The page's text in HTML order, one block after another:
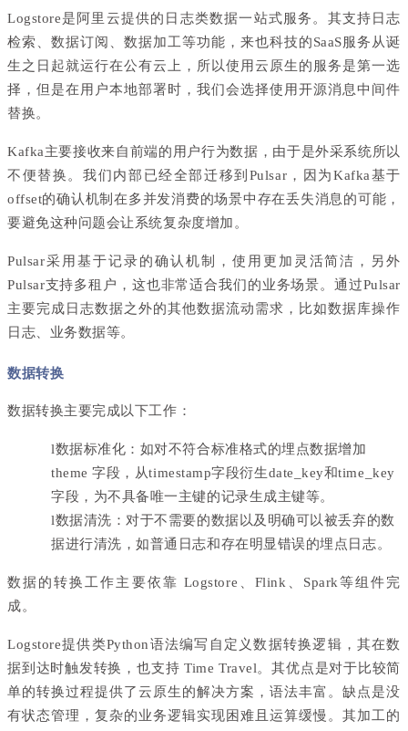
Logstore是阿里云提供的日志类数据一站式服务。其支持日志
检索、数据订阅、数据加工等功能，来也科技的SaaS服务从诞
生之日起就运行在公有云上，所以使用云原生的服务是第一选
择，但是在用户本地部署时，我们会选择使用开源消息中间件
替换。
Kafka主要接收来自前端的用户行为数据，由于是外采系统所以
不便替换。我们内部已经全部迁移到Pulsar，因为Kafka基于
offset的确认机制在多并发消费的场景中存在丢失消息的可能，
要避免这种问题会让系统复杂度增加。
Pulsar采用基于记录的确认机制，使用更加灵活简洁，另外
Pulsar支持多租户，这也非常适合我们的业务场景。通过Pulsar
主要完成日志数据之外的其他数据流动需求，比如数据库操作
日志、业务数据等。
数据转换
数据转换主要完成以下工作：
l数据标准化：如对不符合标准格式的埋点数据增加
theme 字段，从timestamp字段衍生date_key和time_key
字段，为不具备唯一主键的记录生成主键等。
l数据清洗：对于不需要的数据以及明确可以被丢弃的数
据进行清洗，如普通日志和存在明显错误的埋点日志。
数据的转换工作主要依靠 Logstore、Flink、Spark等组件完
成。
Logstore提供类Python语法编写自定义数据转换逻辑，其在数
据到达时触发转换，也支持 Time Travel。其优点是对于比较简
单的转换过程提供了云原生的解决方案，语法丰富。缺点是没
有状态管理，复杂的业务逻辑实现困难且运算缓慢。其加工的